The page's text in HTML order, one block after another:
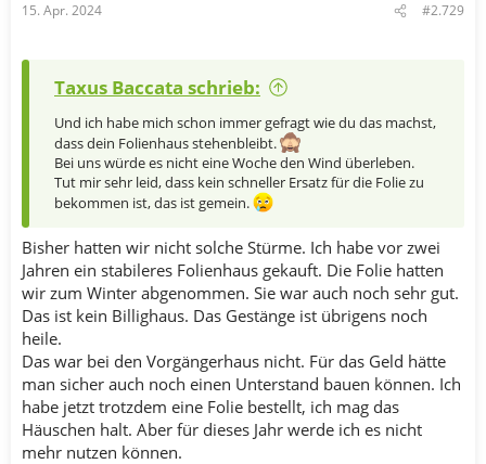
:
15. Apr. 2024 #2.729
Taxus Baccata schrieb:
Und ich habe mich schon immer gefragt wie du das machst,
dass dein Folienhaus stehenbleibt.
Bei uns würde es nicht eine Woche den Wind überleben.
Tut mir sehr leid, dass kein schneller Ersatz für die Folie zu
bekommen ist, das ist gemein.
Bisher hatten wir nicht solche Stürme. Ich habe vor zwei
Jahren ein stabileres Folienhaus gekauft. Die Folie hatten
wir zum Winter abgenommen. Sie war auch noch sehr gut.
Das ist kein Billighaus. Das Gestänge ist übrigens noch
heile.
Das war bei den Vorgängerhaus nicht. Für das Geld hätte
man sicher auch noch einen Unterstand bauen können. Ich
habe jetzt trotzdem eine Folie bestellt, ich mag das
Häuschen halt. Aber für dieses Jahr werde ich es nicht
mehr nutzen können.